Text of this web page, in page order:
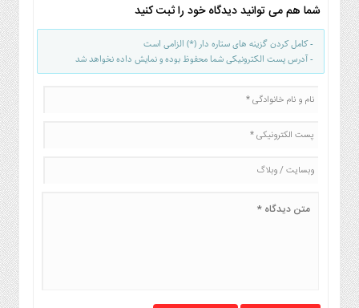
شما هم می توانید دیدگاه خود را ثبت کنید
- کامل کردن گزینه های ستاره دار (*) الزامی است
- آدرس پست الکترونیکی شما محفوظ بوده و نمایش داده نخواهد شد